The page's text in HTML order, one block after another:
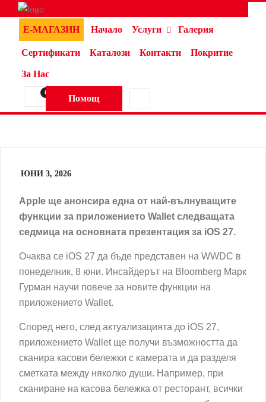
Е-МАГАЗИН Начало Услуги Галерия
Сертификати Каталози Контакти Покритие
За Нас
0
Помощ
ЮНИ 3, 2026
Apple ще анонсира една от най-вълнуващите
функции за приложението Wallet следващата
седмица на основната презентация за iOS 27.
Очаква се iOS 27 да бъде представен на WWDC в
понеделник, 8 юни. Инсайдерът на Bloomberg Марк
Гурман научи повече за новите функции на
приложението Wallet.
Според него, след актуализацията до iOS 27,
приложението Wallet ще получи възможността да
сканира касови бележки с камерата и да разделя
сметката между няколко души. Например, при
сканиране на касова бележка от ресторант, всички